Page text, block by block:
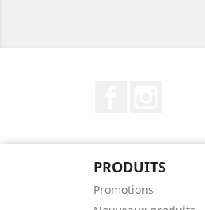
PRODUITS
Promotions